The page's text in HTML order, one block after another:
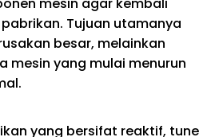
Tujuan utamanya
besar, melainkan
mesin yang mulai menurun
yang bersifat reaktif, tune